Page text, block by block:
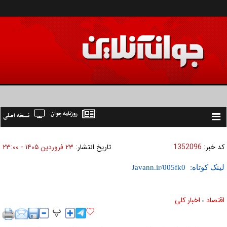
Toggle
نسخه اصلی روزنامه جوان
کد خبر: 1352096 تاریخ انتشار: ۲۳ فروردين ۱۴۰۵ - ۲۳:۰۰
لینک کوتاه:
اقتصاد » اخبار کلی